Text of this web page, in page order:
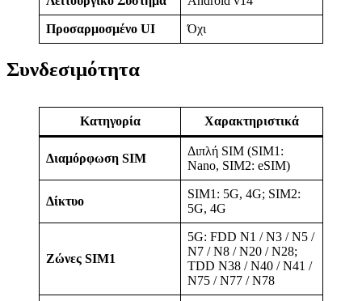
Προσαρμοσμένο UI Όχι
Συνδεσιμότητα
Κατηγορία Χαρακτηριστικά
Διαμόρφωση SIM
Διπλή SIM (SIM1:
Nano, SIM2: eSIM)
Δίκτυο
SIM1: 5G, 4G; SIM2:
5G, 4G
Ζώνες SIM1
5G: FDD N1 / N3 / N5 /
N7 / N8 / N20 / N28;
TDD N38 / N40 / N41 /
N75 / N77 / N78